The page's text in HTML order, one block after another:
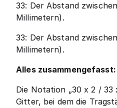
33: Der Abstand
Millimetern).
33: Der Abstand
Millimetern).
Alles zusammengefasst:
Die Notation „30 x 2 / 33
Gitter, bei dem die